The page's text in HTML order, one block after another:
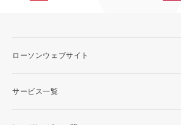
ローソンウェブサイト
サービス一覧